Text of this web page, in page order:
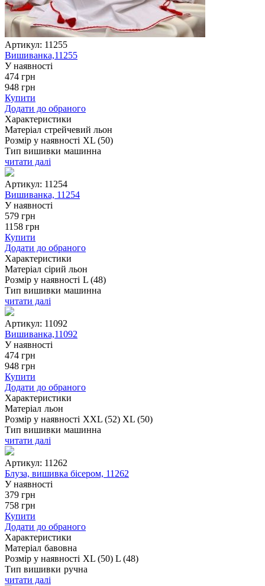
Артикул: 11255
Вишиванка,11255
У наявності
474 грн
948 грн
Купити
Додати до обраного
Характеристики
Матеріал стрейчевий льон
Розмір у наявності XL (50)
Тип вишивки машинна
читати далі
Артикул: 11254
Вишиванка, 11254
У наявності
579 грн
1158 грн
Купити
Додати до обраного
Характеристики
Матеріал сірий льон
Розмір у наявності L (48)
Тип вишивки машинна
читати далі
Артикул: 11092
Вишиванка,11092
У наявності
474 грн
948 грн
Купити
Додати до обраного
Характеристики
Матеріал льон
Розмір у наявності XXL (52) XL (50)
Тип вишивки машинна
читати далі
Артикул: 11262
Блуза, вишивка бісером, 11262
У наявності
379 грн
758 грн
Купити
Додати до обраного
Характеристики
Матеріал бавовна
Розмір у наявності XL (50) L (48)
Тип вишивки ручна
читати далі